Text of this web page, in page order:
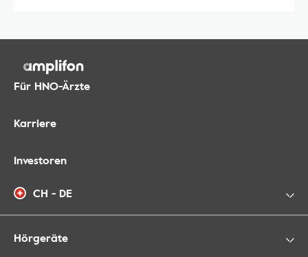
Für HNO-Ärzte
Karriere
Investoren
CH - DE
Hörgeräte